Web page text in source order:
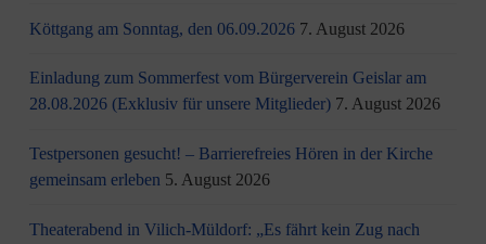
Köttgang am Sonntag, den 06.09.2026 7. August 2026
Einladung zum Sommerfest vom Bürgerverein Geislar am
28.08.2026 (Exklusiv für unsere Mitglieder) 7. August 2026
Testpersonen gesucht! – Barrierefreies Hören in der Kirche
gemeinsam erleben 5. August 2026
Theaterabend in Vilich-Müldorf: „Es fährt kein Zug nach